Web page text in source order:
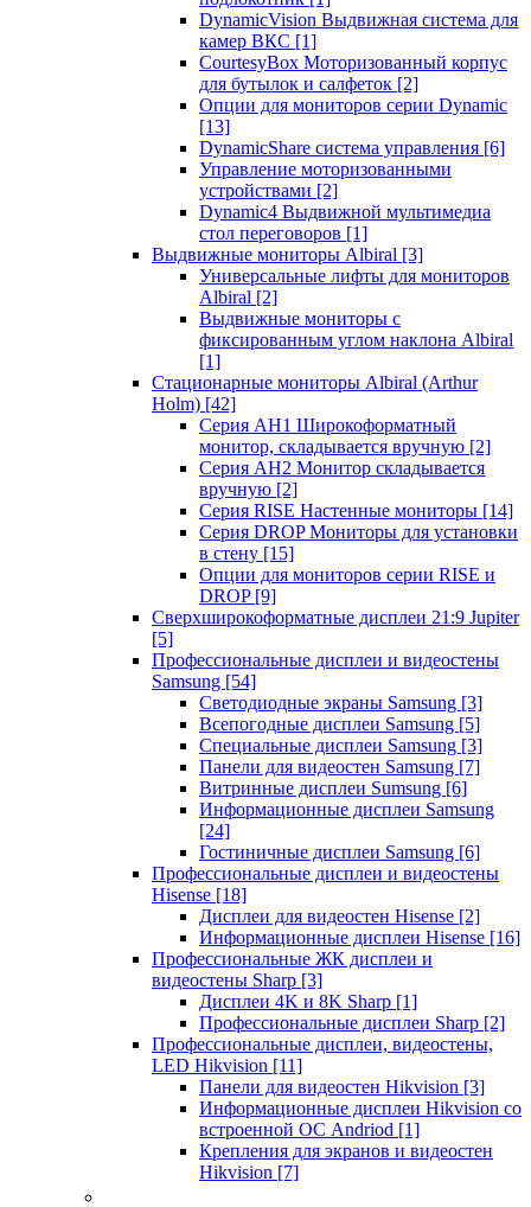
DynamicVision Выдвижная система для
камер ВКС [1]
CourtesyBox Моторизованный корпус
для бутылок и салфеток [2]
Опции для мониторов серии Dynamic
[13]
DynamicShare система управления [6]
Управление моторизованными
устройствами [2]
Dynamic4 Выдвижной мультимедиа
стол переговоров [1]
Выдвижные мониторы Albiral [3]
Универсальные лифты для мониторов
Albiral [2]
Выдвижные мониторы с
фиксированным углом наклона Albiral
[1]
Стационарные мониторы Albiral (Arthur
Holm) [42]
Серия AH1 Широкоформатный
монитор, складывается вручную [2]
Серия AH2 Монитор складывается
вручную [2]
Серия RISE Настенные мониторы [14]
Серия DROP Мониторы для установки
в стену [15]
Опции для мониторов серии RISE и
DROP [9]
Сверхширокоформатные дисплеи 21:9 Jupiter
[5]
Профессиональные дисплеи и видеостены
Samsung [54]
Светодиодные экраны Samsung [3]
Всепогодные дисплеи Samsung [5]
Специальные дисплеи Samsung [3]
Панели для видеостен Samsung [7]
Витринные дисплеи Sumsung [6]
Информационные дисплеи Samsung
[24]
Гостиничные дисплеи Samsung [6]
Профессиональные дисплеи и видеостены
Hisense [18]
Дисплеи для видеостен Hisense [2]
Информационные дисплеи Hisense [16]
Профессиональные ЖК дисплеи и
видеостены Sharp [3]
Дисплеи 4K и 8K Sharp [1]
Профессиональные дисплеи Sharp [2]
Профессиональные дисплеи, видеостены,
LED Hikvision [11]
Панели для видеостен Hikvision [3]
Информационные дисплеи Hikvision со
встроенной ОС Andriod [1]
Крепления для экранов и видеостен
Hikvision [7]